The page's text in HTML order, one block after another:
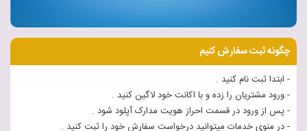
چگونه ثبت سفارش کنیم
- ابتدا ثبت نام کنید .
- ورود مشتریان را زده و با اکانت خود لاگین کنید .
- پس از ورود در قسمت احراز هویت مدارک آپلود شود .
- در منوی خدمات میتوانید درخواست سفارش خود را ثبت کنید .